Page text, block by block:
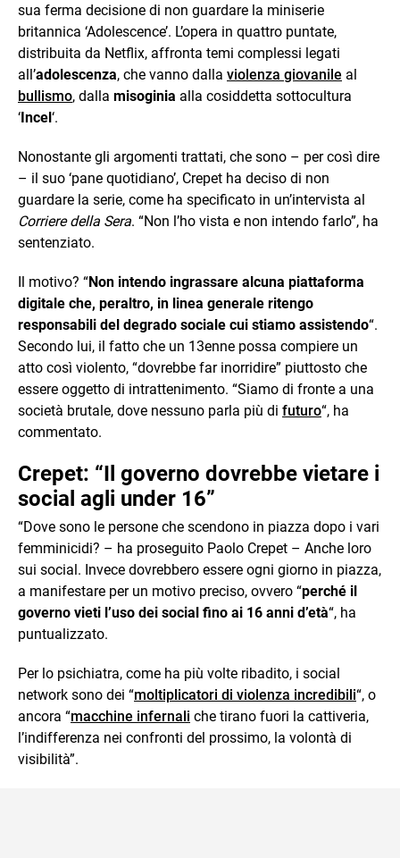
sua ferma decisione di non guardare la miniserie
britannica ‘Adolescence’. L’opera in quattro puntate,
distribuita da Netflix, affronta temi complessi legati
all’adolescenza, che vanno dalla violenza giovanile al
bullismo, dalla misoginia alla cosiddetta sottocultura
‘Incel‘.
Nonostante gli argomenti trattati, che sono – per così dire
– il suo ‘pane quotidiano’, Crepet ha deciso di non
guardare la serie, come ha specificato in un’intervista al
Corriere della Sera. “Non l’ho vista e non intendo farlo”, ha
sentenziato.
Il motivo? “Non intendo ingrassare alcuna piattaforma
digitale che, peraltro, in linea generale ritengo
responsabili del degrado sociale cui stiamo assistendo“.
Secondo lui, il fatto che un 13enne possa compiere un
atto così violento, “dovrebbe far inorridire” piuttosto che
essere oggetto di intrattenimento. “Siamo di fronte a una
società brutale, dove nessuno parla più di futuro“, ha
commentato.
Crepet: “Il governo dovrebbe vietare i
social agli under 16”
“Dove sono le persone che scendono in piazza dopo i vari
femminicidi? – ha proseguito Paolo Crepet – Anche loro
sui social. Invece dovrebbero essere ogni giorno in piazza,
a manifestare per un motivo preciso, ovvero “perché il
governo vieti l’uso dei social fino ai 16 anni d’età“, ha
puntualizzato.
Per lo psichiatra, come ha più volte ribadito, i social
network sono dei “moltiplicatori di violenza incredibili“, o
ancora “macchine infernali che tirano fuori la cattiveria,
l’indifferenza nei confronti del prossimo, la volontà di
visibilità”.